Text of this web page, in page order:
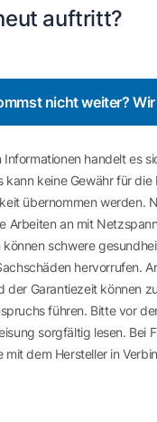
auftritt?
nicht weiter?
Informationen handelt es
kann keine Gewähr für
übernommen werden.
Arbeiten an mit
können schwere
hervorrufen.
der Garantiezeit können
führen. Bitte vor
sorgfältig lesen. Bei
mit dem Hersteller in